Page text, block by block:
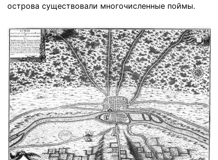
острова существовали многочисленные поймы.